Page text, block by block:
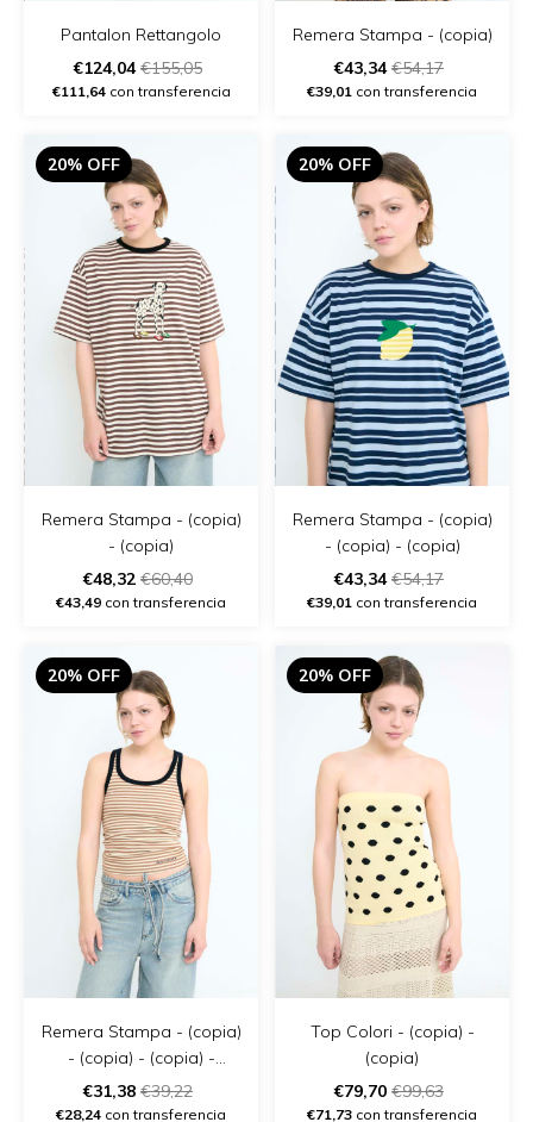
Pantalon Rettangolo
€124,04€155,05
€111,64con transferencia
Remera Stampa - (copia)
€43,34€54,17
€39,01 con transferencia
20% OFF
Remera Stampa - (copia)
- (copia)
€48,32 €60,40
€43,49 con transferencia
20% OFF
Remera Stampa - (copia)
- (copia) - (copia)
€43,34€54,17
€39,01 con transferencia
20% OFF
Remera Stampa - (copia)
- (copia) - (copia) -
(copia)
€31,38 €39,22
€28,24 con transferencia
20% OFF
Top Colori - (copia) -
(copia)
€79,70 €99,63
€71,73 con transferencia